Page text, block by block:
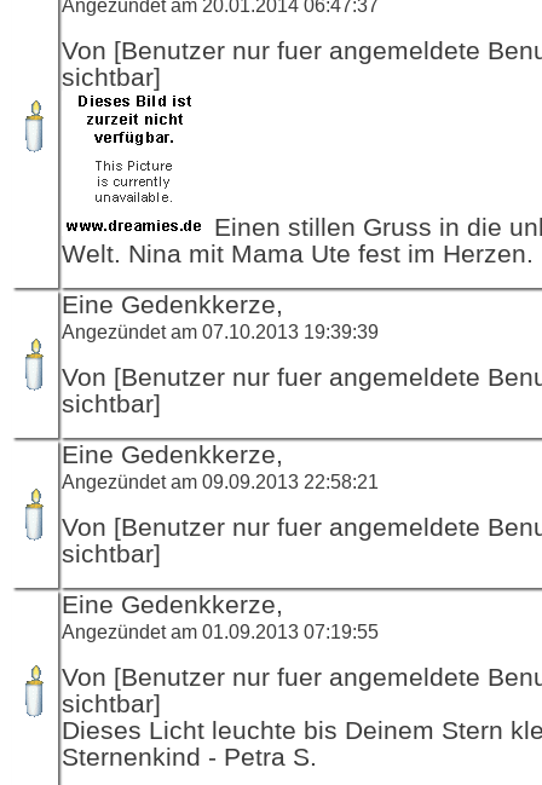
Angezündet am 20.01.2014 06:47:37
Von [Benutzer nur fuer angemeldete
sichtbar]
Einen stillen Gruss in die
Welt. Nina mit Mama Ute fest im Herzen.
Eine Gedenkkerze,
Angezündet am 07.10.2013 19:39:39
Von [Benutzer nur fuer angemeldete
sichtbar]
Eine Gedenkkerze,
Angezündet am 09.09.2013 22:58:21
Von [Benutzer nur fuer angemeldete
sichtbar]
Eine Gedenkkerze,
Angezündet am 01.09.2013 07:19:55
Von [Benutzer nur fuer angemeldete
sichtbar]
Dieses Licht leuchte bis Deinem Stern
Sternenkind - Petra S.